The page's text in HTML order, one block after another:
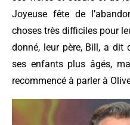
Joyeuse fête de
choses très difficiles pour
donné, leur père, Bill, a dit
ses enfants plus âgés,
recommencé à parler à